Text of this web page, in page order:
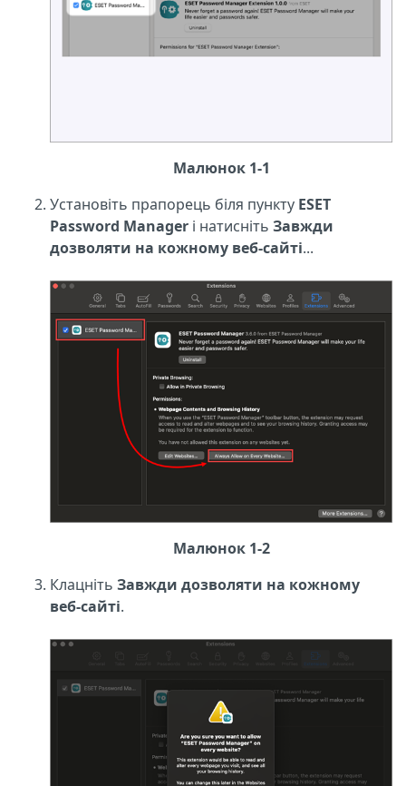
Малюнок 1-1
Установіть прапорець біля пункту ESET
Password Manager і натисніть Завжди
дозволяти на кожному веб-сайті...
Малюнок 1-2
Клацніть Завжди дозволяти на кожному
веб-сайті.